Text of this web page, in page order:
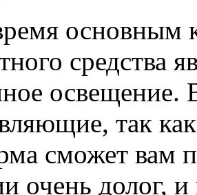
основным
средства
освещение.
так
сможет вам
очень долог, и